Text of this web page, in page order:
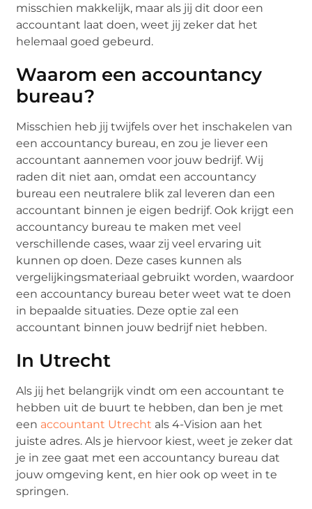
misschien makkelijk, maar als jij dit door een
accountant laat doen, weet jij zeker dat het
helemaal goed gebeurd.
Waarom een accountancy
bureau?
Misschien heb jij twijfels over het inschakelen van
een accountancy bureau, en zou je liever een
accountant aannemen voor jouw bedrijf. Wij
raden dit niet aan, omdat een accountancy
bureau een neutralere blik zal leveren dan een
accountant binnen je eigen bedrijf. Ook krijgt een
accountancy bureau te maken met veel
verschillende cases, waar zij veel ervaring uit
kunnen op doen. Deze cases kunnen als
vergelijkingsmateriaal gebruikt worden, waardoor
een accountancy bureau beter weet wat te doen
in bepaalde situaties. Deze optie zal een
accountant binnen jouw bedrijf niet hebben.
In Utrecht
Als jij het belangrijk vindt om een accountant te
hebben uit de buurt te hebben, dan ben je met
een accountant Utrecht als 4-Vision aan het
juiste adres. Als je hiervoor kiest, weet je zeker dat
je in zee gaat met een accountancy bureau dat
jouw omgeving kent, en hier ook op weet in te
springen.